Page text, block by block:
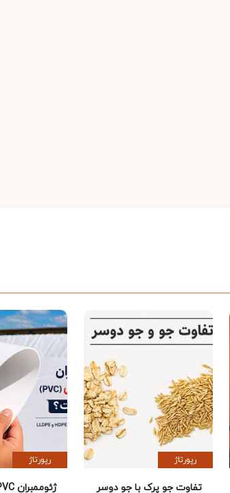
رپورتاژ
تفاوت جو پرک با جو دوسر
رپورتاژ